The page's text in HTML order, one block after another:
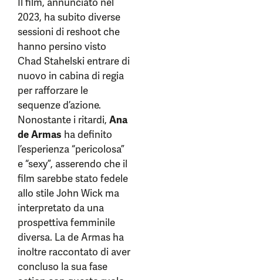
2023, ha subito diverse
sessioni di reshoot che
hanno persino visto
Chad Stahelski entrare di
nuovo in cabina di regia
per rafforzare le
sequenze d’azione.
Nonostante i ritardi, Ana
de Armas ha definito
l’esperienza “pericolosa”
e “sexy”, asserendo che il
film sarebbe stato fedele
allo stile John Wick ma
interpretato da una
prospettiva femminile
diversa. La de Armas ha
inoltre raccontato di aver
concluso la sua fase